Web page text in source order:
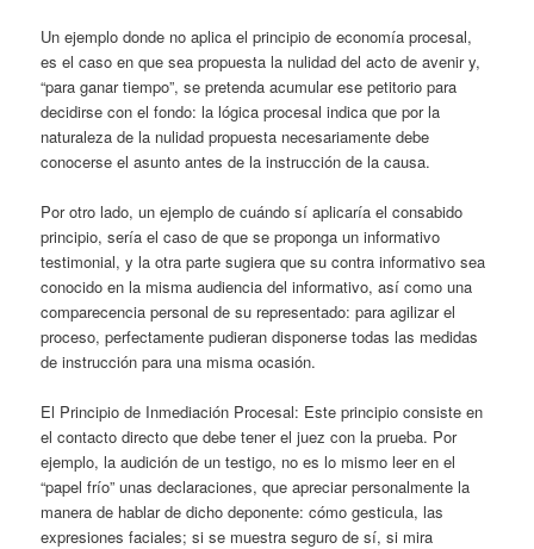
Un ejemplo donde no aplica el principio de economía procesal,
es el caso en que sea propuesta la nulidad del acto de avenir y,
“para ganar tiempo”, se pretenda acumular ese petitorio para
decidirse con el fondo: la lógica procesal indica que por la
naturaleza de la nulidad propuesta necesariamente debe
conocerse el asunto antes de la instrucción de la causa.
Por otro lado, un ejemplo de cuándo sí aplicaría el consabido
principio, sería el caso de que se proponga un informativo
testimonial, y la otra parte sugiera que su contra informativo sea
conocido en la misma audiencia del informativo, así como una
comparecencia personal de su representado: para agilizar el
proceso, perfectamente pudieran disponerse todas las medidas
de instrucción para una misma ocasión.
El Principio de Inmediación Procesal: Este principio consiste en
el contacto directo que debe tener el juez con la prueba. Por
ejemplo, la audición de un testigo, no es lo mismo leer en el
“papel frío” unas declaraciones, que apreciar personalmente la
manera de hablar de dicho deponente: cómo gesticula, las
expresiones faciales; si se muestra seguro de sí, si mira